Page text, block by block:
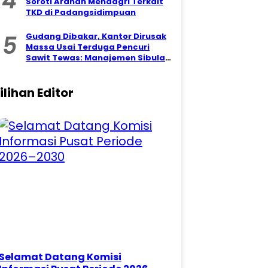
TKD di Padangsidimpuan
5
Gudang Dibakar, Kantor Dirusak
Massa Usai Terduga Pencuri
Sawit Tewas: Manajemen Sibulan
Editor
Datang Komisi